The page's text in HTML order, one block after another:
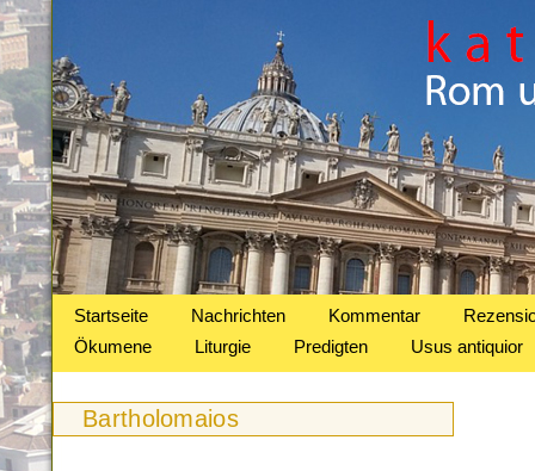
Startseite Nachrichten Kommentar
Ökumene
Liturgie Predigten Usus antiquior
Bartholomaios